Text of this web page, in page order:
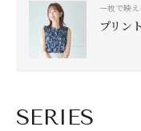
一枚で映
プリン
SERIES